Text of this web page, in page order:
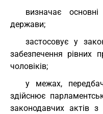
визначає
держави;
застосовує у
забезпечення рівних
чоловіків;
у межах,
здійснює
законодавчих актів з